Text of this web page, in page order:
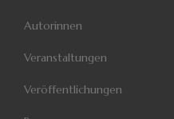
Autorinnen
Veranstaltungen
Veröffentlichungen